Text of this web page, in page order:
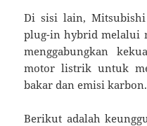
Di sisi lain,
plug-in hybrid melalui
menggabungkan
motor listrik untuk
bakar dan emisi karbon.
Berikut adalah